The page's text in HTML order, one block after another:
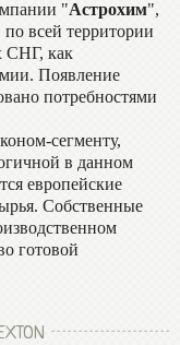
"Астрохим",
по всей территории
СНГ, как
Появление
потребностями
сегменту,
в данном
европейские
Собственные
готовой